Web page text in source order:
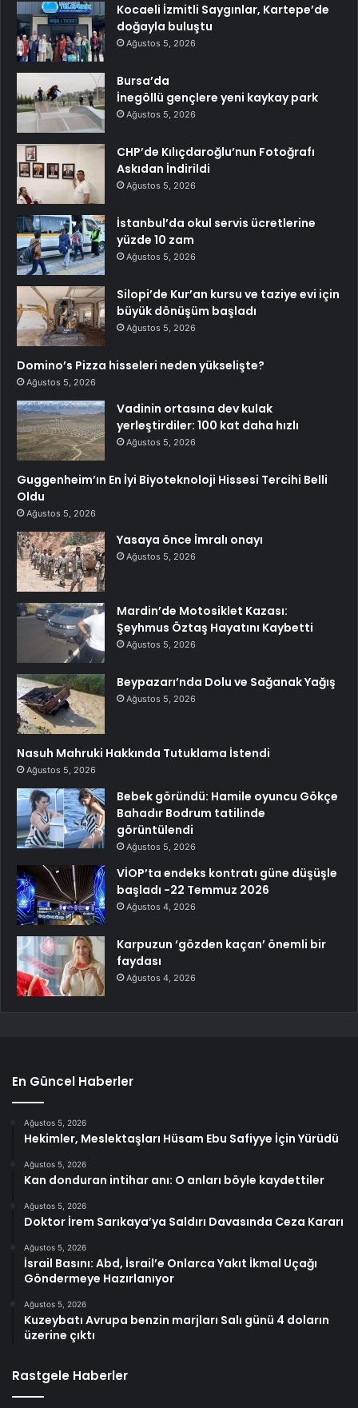
Kocaeli İzmitli Saygınlar, Kartepe’de
doğayla buluştu
Ağustos 5, 2026
Bursa’da
İnegöllü gençlere yeni kaykay park
Ağustos 5, 2026
CHP’de Kılıçdaroğlu’nun Fotoğrafı
Askıdan İndirildi
Ağustos 5, 2026
İstanbul’da okul servis ücretlerine
yüzde 10 zam
Ağustos 5, 2026
Silopi’de Kur’an kursu ve taziye evi için
büyük dönüşüm başladı
Ağustos 5, 2026
Domino’s Pizza hisseleri neden yükselişte?
Ağustos 5, 2026
Vadinin ortasına dev kulak
yerleştirdiler: 100 kat daha hızlı
Ağustos 5, 2026
Guggenheim’ın En İyi Biyoteknoloji Hissesi Tercihi Belli
Oldu
Ağustos 5, 2026
Yasaya önce İmralı onayı
Ağustos 5, 2026
Mardin’de Motosiklet Kazası:
Şeyhmus Öztaş Hayatını Kaybetti
Ağustos 5, 2026
Beypazarı’nda Dolu ve Sağanak Yağış
Ağustos 5, 2026
Nasuh Mahruki Hakkında Tutuklama İstendi
Ağustos 5, 2026
Bebek göründü: Hamile oyuncu Gökçe
Bahadır Bodrum tatilinde
görüntülendi
Ağustos 5, 2026
VİOP’ta endeks kontratı güne düşüşle
başladı -22 Temmuz 2026
Ağustos 4, 2026
Karpuzun ‘gözden kaçan’ önemli bir
faydası
Ağustos 4, 2026
En Güncel Haberler
Ağustos 5, 2026
Hekimler, Meslektaşları Hüsam Ebu Safiyye İçin Yürüdü
Ağustos 5, 2026
Kan donduran intihar anı: O anları böyle kaydettiler
Ağustos 5, 2026
Doktor İrem Sarıkaya’ya Saldırı Davasında Ceza Kararı
Ağustos 5, 2026
İsrail Basını: Abd, İsrail’e Onlarca Yakıt İkmal Uçağı
Göndermeye Hazırlanıyor
Ağustos 5, 2026
Kuzeybatı Avrupa benzin marjları Salı günü 4 doların
üzerine çıktı
Rastgele Haberler